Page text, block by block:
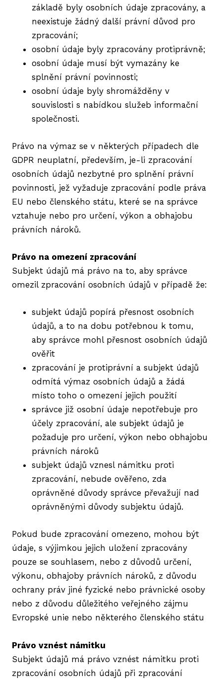
základě byly osobních údaje zpracovány, a
neexistuje žádný další právní důvod pro
zpracování;
osobní údaje byly zpracovány protiprávně;
osobní údaje musí být vymazány ke
splnění právní povinnosti;
osobní údaje byly shromážděny v
souvislosti s nabídkou služeb informační
společnosti.
Právo na výmaz se v některých případech dle
GDPR neuplatní, především, je-li zpracování
osobních údajů nezbytné pro splnění právní
povinnosti, jež vyžaduje zpracování podle práva
EU nebo členského státu, které se na správce
vztahuje nebo pro určení, výkon a obhajobu
právních nároků.
Právo na omezení zpracování
Subjekt údajů má právo na to, aby správce
omezil zpracování osobních údajů v případě že:
subjekt údajů popírá přesnost osobních
údajů, a to na dobu potřebnou k tomu,
aby správce mohl přesnost osobních údajů
ověřit
zpracování je protiprávní a subjekt údajů
odmítá výmaz osobních údajů a žádá
místo toho o omezení jejich použití
správce již osobní údaje nepotřebuje pro
účely zpracování, ale subjekt údajů je
požaduje pro určení, výkon nebo obhajobu
právních nároků
subjekt údajů vznesl námitku proti
zpracování, nebude ověřeno, zda
oprávněné důvody správce převažují nad
oprávněnými důvody subjektu údajů.
Pokud bude zpracování omezeno, mohou být
údaje, s výjimkou jejich uložení zpracovány
pouze se souhlasem, nebo z důvodů určení,
výkonu, obhajoby právních nároků, z důvodu
ochrany práv jiné fyzické nebo právnické osoby
nebo z důvodu důležitého veřejného zájmu
Evropské unie nebo některého členského státu
Právo vznést námitku
Subjekt údajů má právo vznést námitku proti
zpracování osobních údajů při zpracování